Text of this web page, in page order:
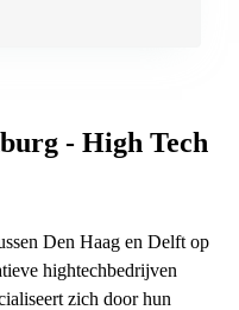
- High Tech
Den Haag en Delft op
hightechbedrijven
zich door hun